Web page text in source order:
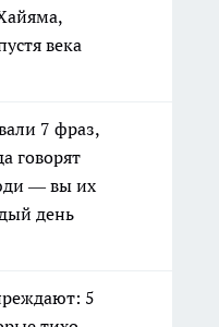
века
7 фраз,
говорят
— вы их
день
5